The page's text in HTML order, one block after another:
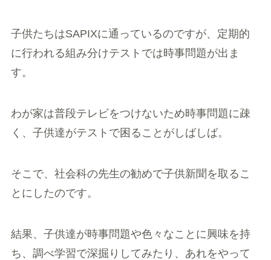
子供たちはSAPIXに通っているのですが、定期的
に行われる組み分けテストでは時事問題が出ま
す。
わが家は普段テレビをつけないため時事問題に疎
く、子供達がテストで困ることがしばしば。
そこで、社会科の先生の勧めで子供新聞を取るこ
とにしたのです。
結果、子供達が時事問題や色々なことに興味を持
ち、調べ学習で深掘りしてみたり、あれをやって